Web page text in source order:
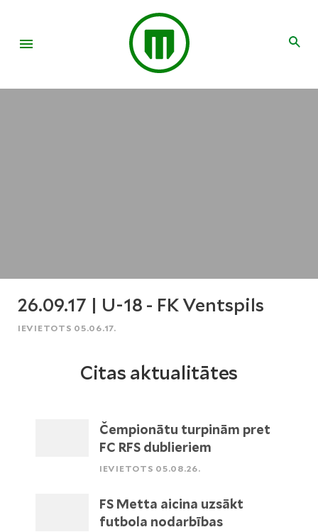
26.09.17 | U-18 - FK Ventspils
IEVIETOTS 05.06.17.
Citas aktualitātes
Čempionātu turpinām pret
FC RFS dublieriem
IEVIETOTS 05.08.26.
FS Metta aicina uzsākt
futbola nodarbības